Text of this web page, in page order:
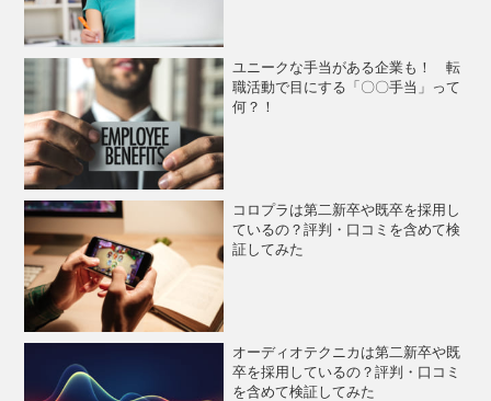
ユニークな手当がある企業も！ 転
職活動で目にする「〇〇手当」って
何？！
コロプラは第二新卒や既卒を採用し
ているの？評判・口コミを含めて検
証してみた
オーディオテクニカは第二新卒や既
卒を採用しているの？評判・口コミ
を含めて検証してみた